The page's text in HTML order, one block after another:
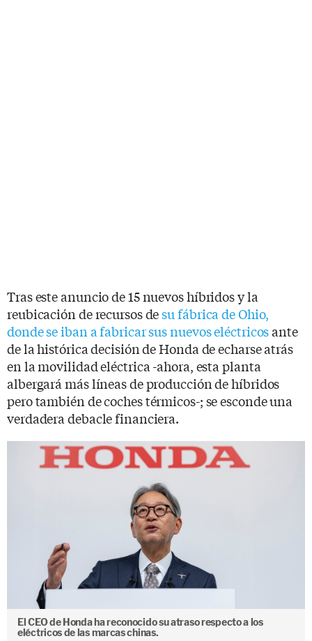
Tras este anuncio de 15 nuevos híbridos y la
reubicación de recursos desu fábrica de Ohio,
donde se iban a fabricar sus nuevos eléctricosante
de la histórica decisión de Honda de echarse atrás
en la movilidad eléctrica -ahora, esta planta
albergará más líneas de producción de híbridos
pero también de coches térmicos-; se esconde una
verdadera debacle financiera.
El CEO de Honda ha reconocido su atraso respecto a los
eléctricos de las marcas chinas.